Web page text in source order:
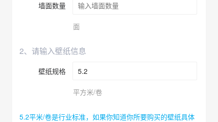
墙面数量
面
2、请输入壁纸信息
壁纸规格
平方米/卷
5.2平米/卷是行业标准，如果你知道你所要购买的壁纸具体